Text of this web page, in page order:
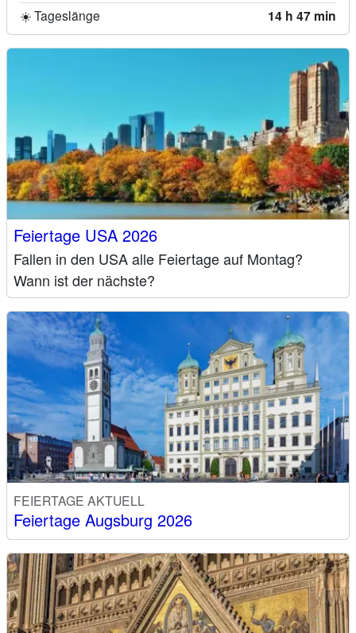
☀️ Tageslänge 14 h 47 min
Feiertage USA 2026
Fallen in den USA alle Feiertage auf Montag?
Wann ist der nächste?
FEIERTAGE AKTUELL
Feiertage Augsburg 2026